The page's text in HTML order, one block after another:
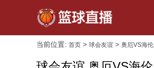
当前位置: 首页 > 球会友谊 > 奥厄VS海伦